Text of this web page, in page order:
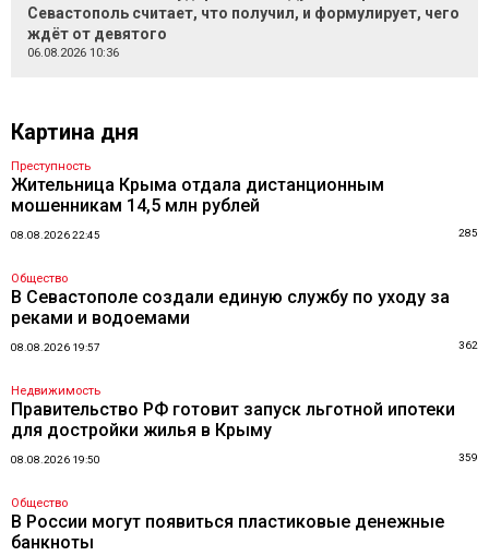
Севастополь считает, что получил, и формулирует, чего
ждёт от девятого
06.08.2026 10:36
Картина дня
Преступность
Жительница Крыма отдала дистанционным
мошенникам 14,5 млн рублей
08.08.2026 22:45 285
Общество
В Севастополе создали единую службу по уходу за
реками и водоемами
08.08.2026 19:57 362
Недвижимость
Правительство РФ готовит запуск льготной ипотеки
для достройки жилья в Крыму
08.08.2026 19:50 359
Общество
В России могут появиться пластиковые денежные
банкноты